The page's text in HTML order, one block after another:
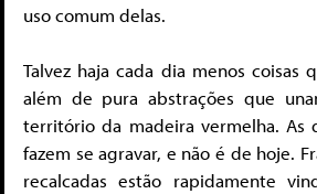
uso comum delas.
Talvez haja cada dia menos coisas
além de pura abstrações que
território da madeira vermelha. As
fazem se agravar, e não é de hoje.
recalcadas estão rapidamente